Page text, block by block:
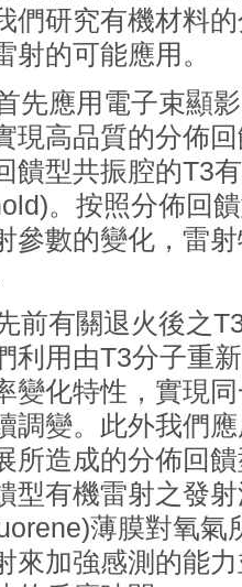
們研究有機材料
射的可能應用。
先應用電子束顯
現高品質的分佈
饋型共振腔的T3
。按照分佈回
參數的變化，雷
前有關退火後之
利用由T3分子重
變化特性，實現
調變。此外我們
所造成的分佈回
型有機雷射之發
薄膜對氧氣
來加強感測的能